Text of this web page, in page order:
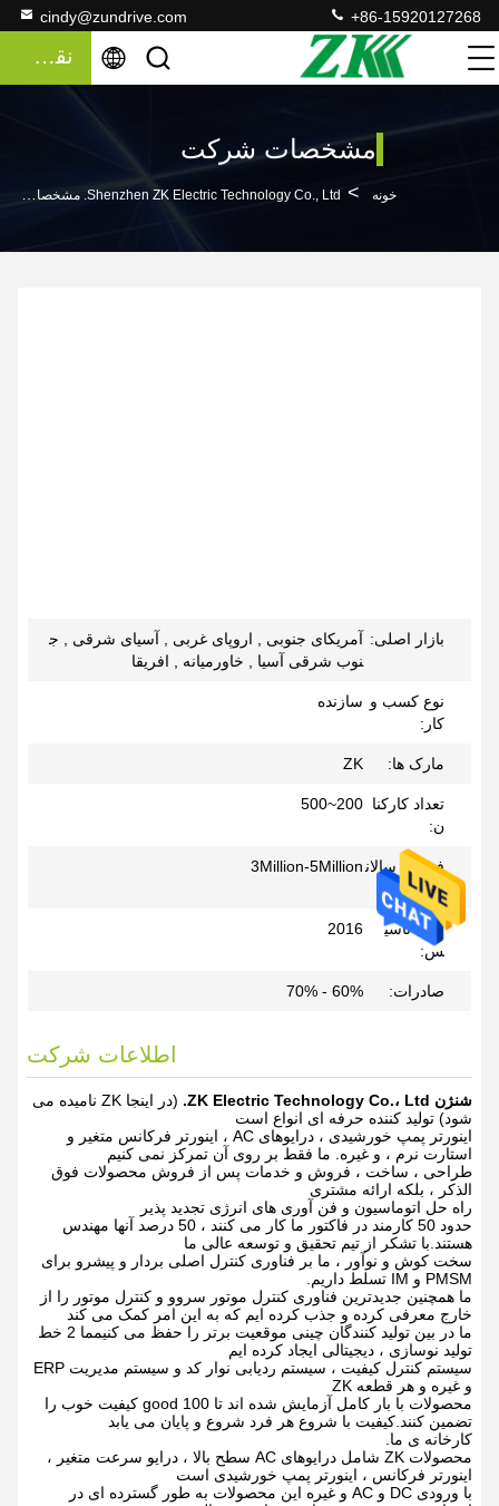
cindy@zundrive.com +86-15920127268
نقل قول
مشخصات شرکت
خونه > Shenzhen ZK Electric Technology Co., Ltd. مشخصات شرکت
بازار اصلی: آمریکای جنوبی , اروپای غربی , آسیای شرقی , ج
نوب شرقی آسیا , خاورمیانه , افریقا
نوع کسب و
کار:
سازنده
مارک ها: ZK
تعداد کارکنا
ن:
200~500
فروش سالان
ه:
3Million-5Million
سال تاسی
س:
2016
صادرات: 60% - 70%
اطلاعات شرکت
شنژن ZK Electric Technology Co.، Ltd.
(در اینجا ZK نامیده می
شود) تولید کننده حرفه ای انواع است
اینورتر پمپ خورشیدی ، درایوهای AC ، اینورتر فرکانس متغیر و
استارت نرم ، و غیره. ما فقط بر روی آن تمرکز نمی کنیم
طراحی ، ساخت ، فروش و خدمات پس از فروش محصولات فوق
الذکر ، بلکه ارائه مشتری
راه حل اتوماسیون و فن آوری های انرژی تجدید پذیر
حدود 50 کارمند در فاکتور ما کار می کنند ، 50 درصد آنها مهندس
هستند.با تشکر از تیم تحقیق و توسعه عالی ما
سخت کوش و نوآور ، ما بر فناوری کنترل اصلی بردار و پیشرو برای
PMSM و IM تسلط داریم.
ما همچنین جدیدترین فناوری کنترل موتور سروو و کنترل موتور را از
خارج معرفی کرده و جذب کرده ایم که به این امر کمک می کند
ما در بین تولید کنندگان چینی موقعیت برتر را حفظ می کنیمما 2 خط
تولید نوسازی ، دیجیتالی ایجاد کرده ایم
سیستم کنترل کیفیت ، سیستم ردیابی نوار کد و سیستم مدیریت ERP
و غیره و هر قطعه ZK
محصولات با بار کامل آزمایش شده اند تا 100 good کیفیت خوب را
تضمین کنند.کیفیت با شروع هر فرد شروع و پایان می یابد
کارخانه ی ما.
محصولات ZK شامل درایوهای AC سطح بالا ، درایو سرعت متغیر ،
اینورتر فرکانس ، اینورتر پمپ خورشیدی است
با ورودی DC و AC و غیره این محصولات به طور گسترده ای در